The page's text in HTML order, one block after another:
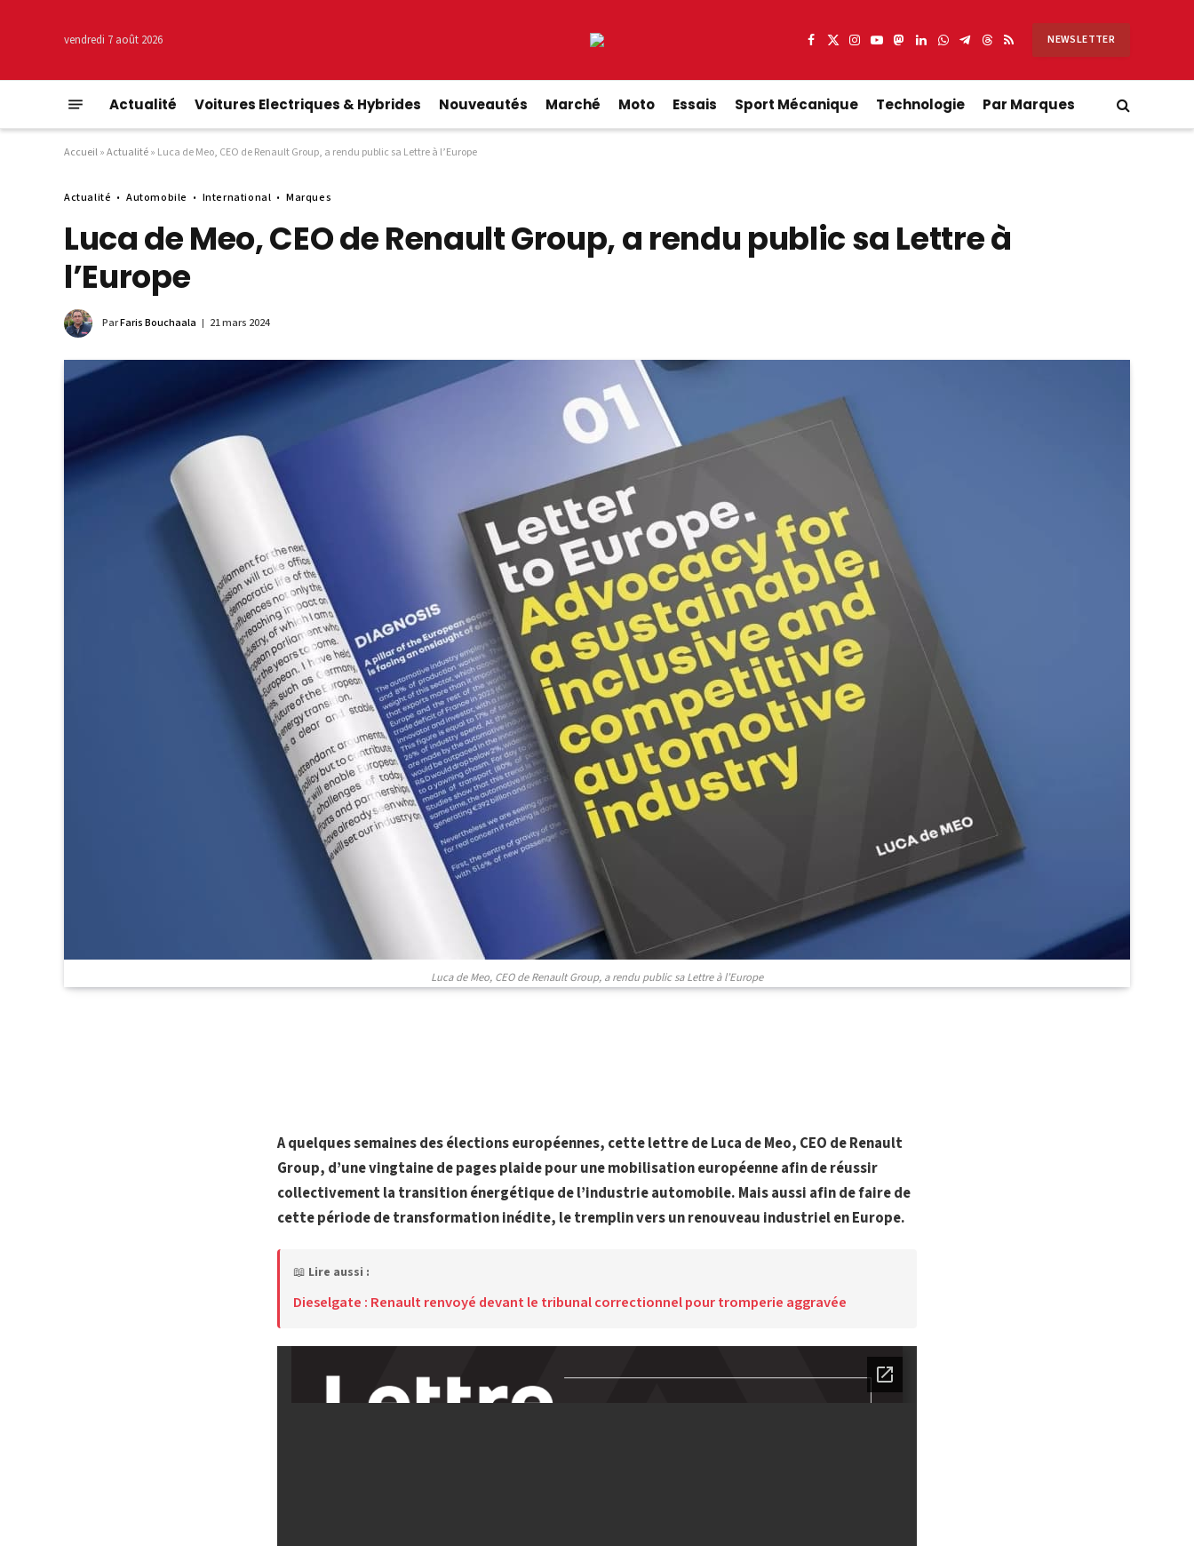
vendredi 7 août 2026 Facebook
X
Instagram
YouTubeMastodon
LinkedInWhatsApp
Partager
Telegram
Threads
RSS NEWSLETTER
Actualité Voitures Electriques & Hybrides Nouveautés Marché Moto Essais Sport Mécanique Technologie Par Marques
Accueil»Actualité» Luca de Meo, CEO de Renault Group, a rendu public sa Lettre à l’Europe
Actualité Automobile International Marques
Luca de Meo, CEO de Renault Group, a rendu public sa Lettre à
l’Europe
ParFaris Bouchaala 21 mars 2024
Luca de Meo, CEO de Renault Group, a rendu public sa Lettre à l’Europe
A quelques semaines des élections européennes, cette lettre de Luca de Meo, CEO de Renault
Group, d’une vingtaine de pages plaide pour une mobilisation européenne afin de réussir
collectivement la transition énergétique de l’industrie automobile. Mais aussi afin de faire de
cette période de transformation inédite, le tremplin vers un renouveau industriel en Europe.
📖 Lire aussi :
Dieselgate : Renault renvoyé devant le tribunal correctionnel pour tromperie aggravée